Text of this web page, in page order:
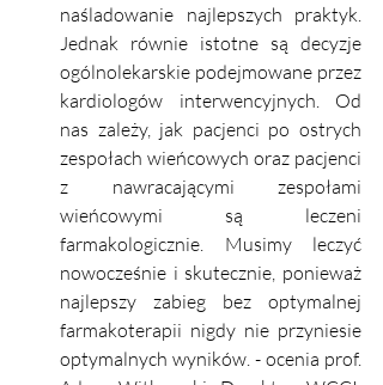
naśladowanie najlepszych praktyk.
Jednak równie istotne są decyzje
ogólnolekarskie podejmowane przez
kardiologów interwencyjnych. Od
nas zależy, jak pacjenci po ostrych
zespołach wieńcowych oraz pacjenci
z nawracającymi zespołami
wieńcowymi są leczeni
farmakologicznie. Musimy leczyć
nowocześnie i skutecznie, ponieważ
najlepszy zabieg bez optymalnej
farmakoterapii nigdy nie przyniesie
optymalnych wyników. - ocenia prof.